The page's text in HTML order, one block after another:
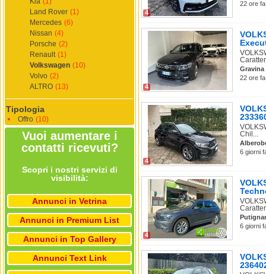
Land Rover (1)
Mercedes (6)
Nissan (4)
Porsche (2)
Renault (1)
Volkswagen (10)
Volvo (2)
ALTRO (13)
Tipologia
Offro (10)
Vuoi aumentare i
contatti ricevuti?
Scopri i nostri servizi di
visibilità:
Annunci in Vetrina
Annunci in Premium List
Annunci in Top Gallery
Annunci Text Link
4
22 ore
4
Gravina
22 ore
4
Chil...
6 giorni
4
6 giorni